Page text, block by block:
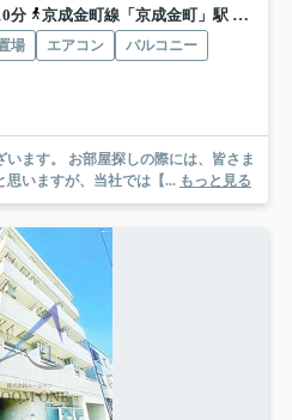
分
京成金町線「京成金町」駅 徒歩12分
場 エアコン
バルコニー
には、皆さま
思いますが、当社では【... もっと見る